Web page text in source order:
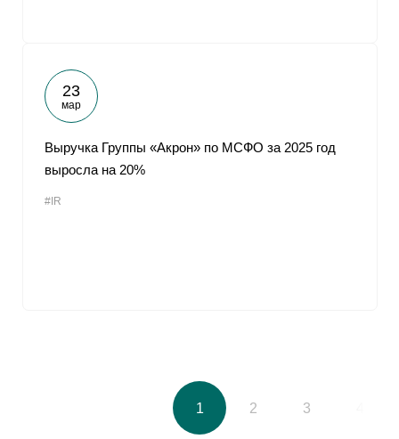
23
мар
Выручка Группы «Акрон» по МСФО за 2025 год
выросла на 20%
#IR
1 2 3